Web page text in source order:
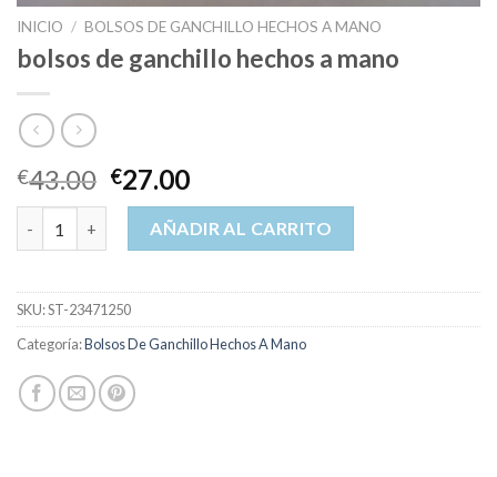
INICIO / BOLSOS DE GANCHILLO HECHOS A MANO
bolsos de ganchillo hechos a mano
€43.00 €27.00
bolsos de ganchillo hechos a mano cantidad
AÑADIR AL CARRITO
SKU:ST-23471250
Categoría:Bolsos De Ganchillo Hechos A Mano